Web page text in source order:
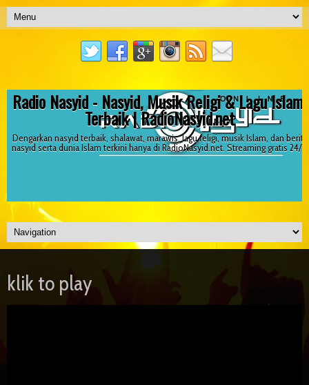
Radio Nasyid - Nasyid, Musik Religi & Lagu Islami
Terbaik | RadioNasyid.net
Dengarkan nasyid terbaik, shalawat, marawis, lagu religi, musik Islam, dan berita
nasyid serta dunia Islam terkini hanya di RadioNasyid.net. Streaming gratis 24/7!
klik to play